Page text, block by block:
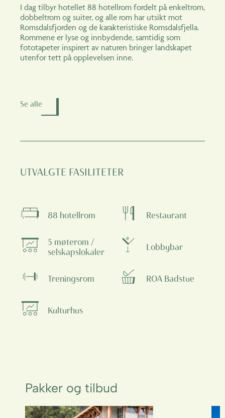
I dag tilbyr hotellet 88 hotellrom fordelt på enkeltrom,
dobbeltrom og suiter, og alle rom har utsikt mot
Romsdalsfjorden og de karakteristiske Romsdalsfjella.
Rommene er lyse og innbydende, samtidig som
fototapeter inspirert av naturen bringer landskapet
utenfor tett på opplevelsen inne.
Se alle
UTVALGTE FASILITETER
88 hotellrom Restaurant
5 møterom /
selskapslokaler
Lobbybar
Treningsrom ROA Badstue
Kulturhus
Pakker og tilbud